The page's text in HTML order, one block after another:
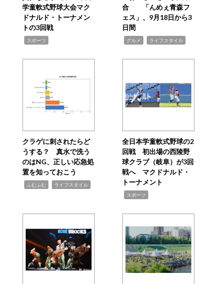
学童軟式野球大会マク
ドナルド・トーナメン
トの3回戦
スポーツ
合 「んめぇ青森フ
ェス」、9月18日から3
日間
グルメ ライフスタイル
クラゲに刺されたらど
うする？ 真水で洗う
のはNG、正しい応急処
置を知っておこう
ふむふむ ライフスタイル
全日本学童軟式野球の2
回戦 初出場の西陵野
球クラブ（岐阜）が3回
戦へ マクドナルド・
トーナメント
スポーツ